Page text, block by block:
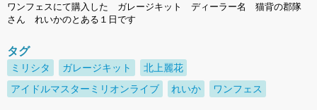
ワンフェスにて購入した ガレージキット ディーラー名 猫背の郡隊
さん れいかのとある１日です
タグ
ミリシタ ガレージキット
北上麗花
アイドルマスターミリオンライブ
れいか ワンフェス